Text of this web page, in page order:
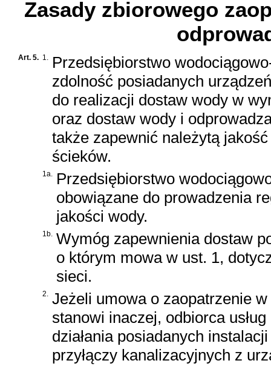
Zasady zbiorowego
Art. 5. 1. Przedsiębiorstwo
zdolność posiadanych
do realizacji dostaw wody w
oraz dostaw wody i
także zapewnić należytą
ścieków.
1a. Przedsiębiorstwo
obowiązane do prowadzenia
jakości wody.
1b. Wymóg zapewnienia dostaw
o którym mowa w ust. 1,
sieci.
2. Jeżeli umowa o zaopatrzenie
stanowi inaczej, odbiorca
działania posiadanych
przyłączy kanalizacyjnych z